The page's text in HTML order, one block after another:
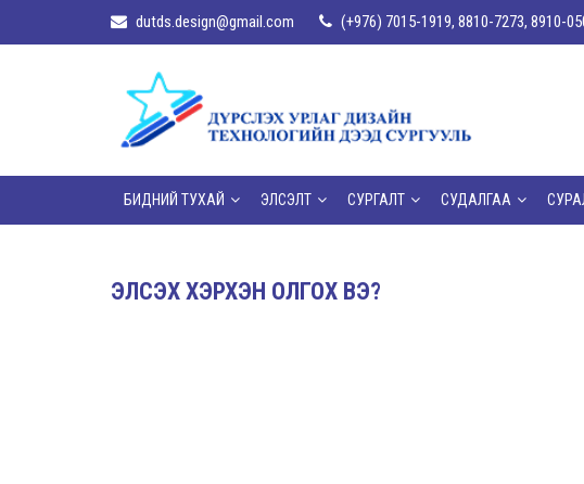
dutds.design@gmail.com (+976) 7015-1919, 8810-7273, 8910-
БИДНИЙ ТУХАЙ ЭЛСЭЛТ СУРГАЛТ СУДАЛГАА
ЭЛСЭХ ХЭРХЭН ОЛГОХ ВЭ?